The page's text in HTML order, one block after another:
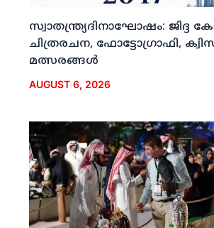
സ്വാതന്ത്ര്യദിനാഘോഷം: ജിദ്ദ
ചിത്രരചന, ഫോട്ടോഗ്രാഫി,
മത്സരങ്ങള്‍
AUGUST 6, 2026